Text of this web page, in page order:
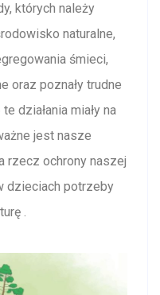
których należy
naturalne,
śmieci,
oraz poznały trudne
działania miały na
jest nasze
rzecz ochrony naszej
dzieciach potrzeby
.